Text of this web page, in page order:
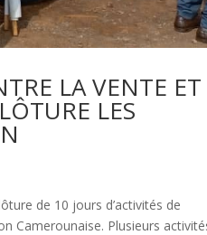
LA VENTE ET
LES
de 10 jours d’activités de
Camerounaise. Plusieurs